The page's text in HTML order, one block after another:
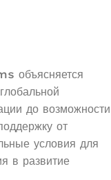
объясняется
до возможности
от
условия для
в развитие